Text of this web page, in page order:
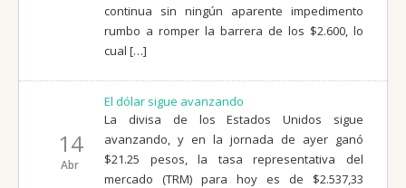
continua sin ningún aparente impedimento
rumbo a romper la barrera de los $2.600, lo
cual […]
14
Abr
El dólar sigue avanzando
La divisa de los Estados Unidos sigue
avanzando, y en la jornada de ayer ganó
$21.25 pesos, la tasa representativa del
mercado (TRM) para hoy es de $2.537,33